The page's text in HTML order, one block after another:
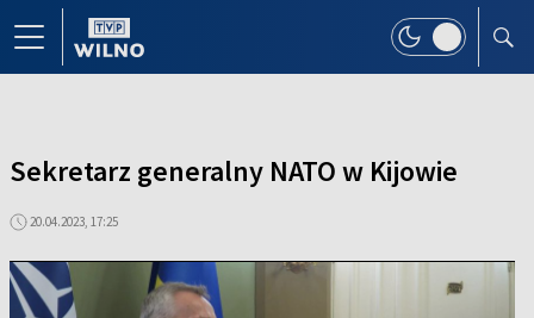
Sekretarz generalny NATO w Kijowie
20.04.2023, 17:25